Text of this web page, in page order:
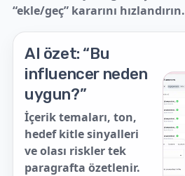
“ekle/geç” kararını hızlandırın.
AI özet: “Bu
influencer neden
uygun?”
İçerik temaları, ton,
hedef kitle sinyalleri
ve olası riskler tek
paragrafta özetlenir.